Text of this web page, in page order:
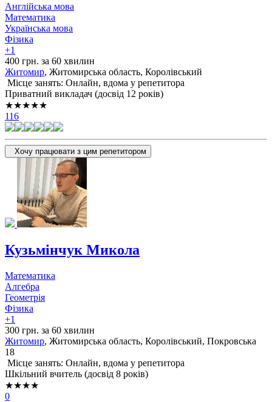
Англійська мова
Математика
Українська мова
Фізика
+1
400 грн. за 60 хвилин
Житомир, Житомирська область, Королівський
Місце занять: Онлайн, вдома у репетитора
Приватний викладач (досвід 12 років)
★★★★★
116
Хочу працювати з цим репетитором
Кузьмінчук Микола
Математика
Алгебра
Геометрія
Фізика
+1
300 грн. за 60 хвилин
Житомир, Житомирська область, Королівський, Покровська
18
Місце занять: Онлайн, вдома у репетитора
Шкільний вчитель (досвід 8 років)
★★★★
0